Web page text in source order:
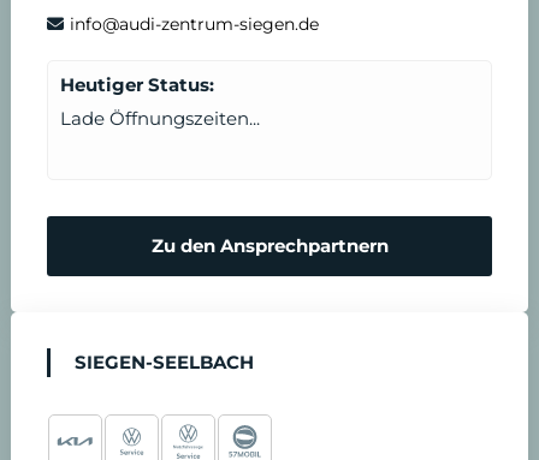
info@audi-zentrum-siegen.de
Heutiger Status:
Lade Öffnungszeiten...
Zu den Ansprechpartnern
SIEGEN-SEELBACH